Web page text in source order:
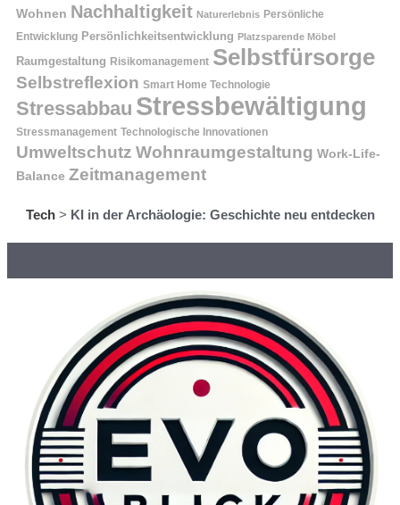
Wohnen Nachhaltigkeit Naturerlebnis Persönliche
Entwicklung Persönlichkeitsentwicklung Platzsparende Möbel
Raumgestaltung Risikomanagement Selbstfürsorge
Selbstreflexion Smart Home Technologie
Stressabbau Stressbewältigung
Stressmanagement Technologische Innovationen
Umweltschutz Wohnraumgestaltung Work-Life-
Balance Zeitmanagement
Tech> KI in der Archäologie: Geschichte neu entdecken